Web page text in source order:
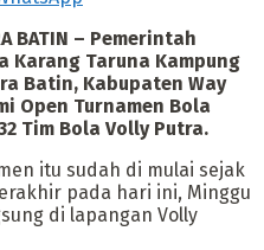
BATIN – Pemerintah
Karang Taruna Kampung
Batin, Kabupaten Way
Open Turnamen Bola
Tim Bola Volly Putra.
itu sudah di mulai sejak
pada hari ini, Minggu
di lapangan Volly